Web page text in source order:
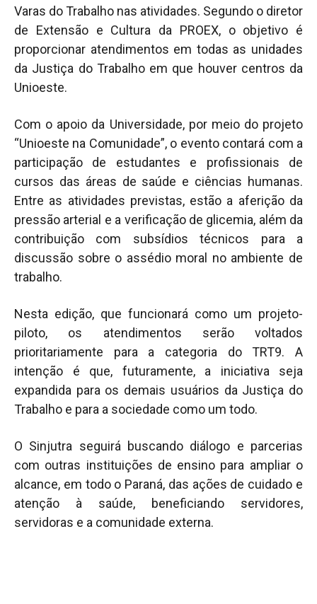
Varas do Trabalho nas atividades. Segundo o diretor
de Extensão e Cultura da PROEX, o objetivo é
proporcionar atendimentos em todas as unidades
da Justiça do Trabalho em que houver centros da
Unioeste.
Com o apoio da Universidade, por meio do projeto
“Unioeste na Comunidade”, o evento contará com a
participação de estudantes e profissionais de
cursos das áreas de saúde e ciências humanas.
Entre as atividades previstas, estão a aferição da
pressão arterial e a verificação de glicemia, além da
contribuição com subsídios técnicos para a
discussão sobre o assédio moral no ambiente de
trabalho.
Nesta edição, que funcionará como um projeto-
piloto, os atendimentos serão voltados
prioritariamente para a categoria do TRT9. A
intenção é que, futuramente, a iniciativa seja
expandida para os demais usuários da Justiça do
Trabalho e para a sociedade como um todo.
O Sinjutra seguirá buscando diálogo e parcerias
com outras instituições de ensino para ampliar o
alcance, em todo o Paraná, das ações de cuidado e
atenção à saúde, beneficiando servidores,
servidoras e a comunidade externa.